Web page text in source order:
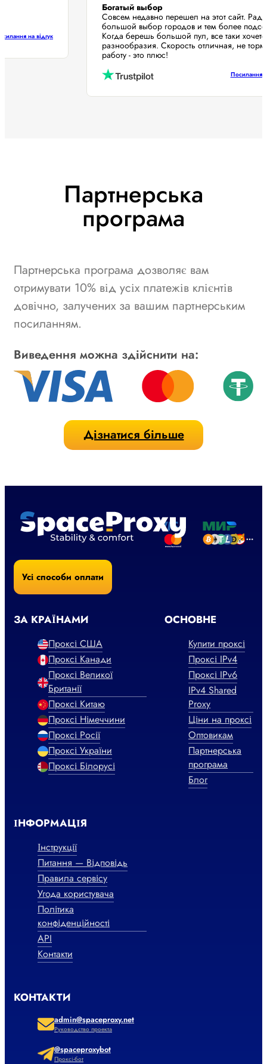
Посилання на відгук
Богатый выбор
Совсем недавно перешел на этот сайт.
большой выбор городов и тем более
Когда берешь большой пул, все таки
разнообразия. Скорость отличная, не
работу - это плюс!
Партнерська
програма
Партнерська програма дозволяє вам
отримувати 10% від усіх платежів клієнтів
довічно, залучених за вашим партнерським
посиланням.
Виведення можна здійснити на:
Дізнатися більше
Усі способи оплати
ЗА КРАЇНАМИ
Проксі США
Проксі Канади
Проксі Великої
Британії
Проксі Китаю
Проксі Німеччини
Проксі Росії
Проксі України
Проксі Білорусі
ОСНОВНЕ
Купити проксі
Проксі IPv4
Проксі IPv6
IPv4 Shared
Proxy
Ціни на проксі
Оптовикам
Партнерська
програма
Блог
ІНФОРМАЦІЯ
Інструкції
Питання — Відповідь
Правила сервісу
Угода користувача
Політика
конфіденційності
API
Контакти
КОНТАКТИ
admin@spaceproxy.net
Руководство проекта
@spaceproxybot
Проксі-бот